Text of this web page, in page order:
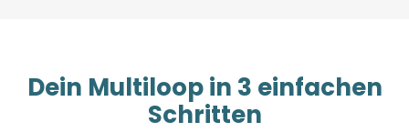
Dein Multiloop in 3 einfachen
Schritten